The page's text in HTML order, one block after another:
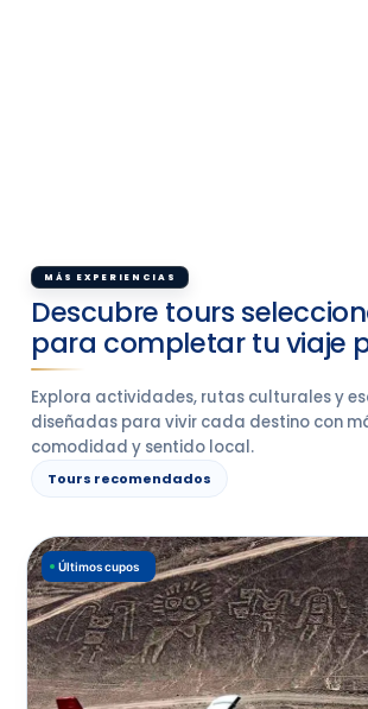
MÁS EXPERIENCIAS
Descubre tours
para completar tu viaje
Explora actividades, rutas culturales y
diseñadas para vivir cada destino con
comodidad y sentido local.
Tours recomendados
Últimos cupos